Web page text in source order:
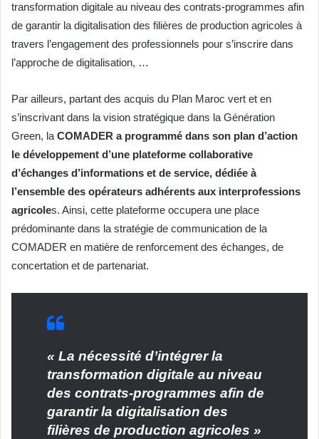
transformation digitale au niveau des contrats-programmes afin
de garantir la digitalisation des filières de production agricoles à
travers l’engagement des professionnels pour s’inscrire dans
l’approche de digitalisation, …
Par ailleurs, partant des acquis du Plan Maroc vert et en
s’inscrivant dans la vision stratégique dans la Génération
Green, la COMADER a programmé dans son plan d’action
le développement d’une plateforme collaborative
d’échanges d’informations et de service, dédiée à
l’ensemble des opérateurs adhérents aux interprofessions
agricoles. Ainsi, cette plateforme occupera une place
prédominante dans la stratégie de communication de la
COMADER en matière de renforcement des échanges, de
concertation et de partenariat.
« La nécessité d’intégrer la
transformation digitale au niveau
des contrats-programmes afin de
garantir la digitalisation des
filières de production agricoles »